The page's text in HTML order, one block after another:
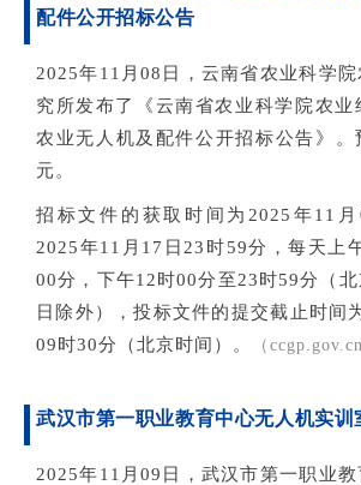
配件公开招标公告
2025年11月08日，云南省农业科学
究所发布了《云南省农业科学院农业
农业无人机及配件公开招标公告》。
元。
招标文件的获取时间为2025年11
2025年11月17日23时59分，每天上
00分，下午12时00分至23时59分（
日除外），投标文件的提交截止时间
09时30分（北京时间）。
（ccgp.gov.cn
武汉市第一职业教育中心无人机实训
2025年11月09日，武汉市第一职业